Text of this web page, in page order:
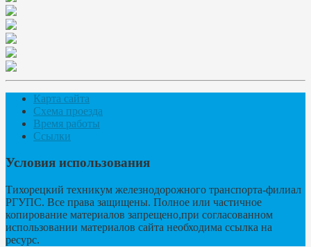
Карта сайта
Схема проезда
Время работы
Ссылки
Условия использования
Тихорецкий техникум железнодорожного транспорта-филиал
РГУПС. Все права защищены. Полное или частичное
копирование материалов запрещено,при согласованном
использовании материалов сайта необходима ссылка на
ресурс.